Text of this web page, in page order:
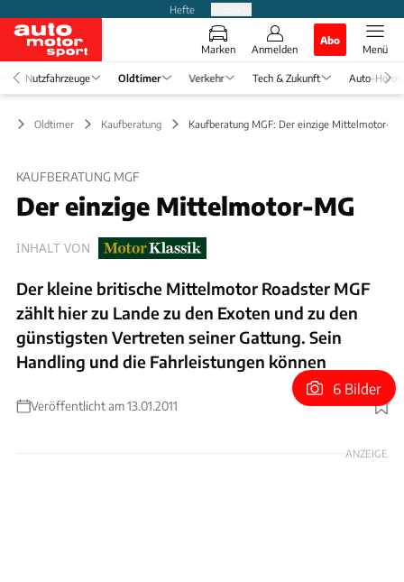
Hefte
Marken Anmelden
Abo
Menü
Nutzfahrzeuge Oldtimer Verkehr Tech & Zukunft Auto-
Oldtimer Kaufberatung Kaufberatung MGF: Der einzige Mittelmotor-
KAUFBERATUNG MGF
Der einzige Mittelmotor-MG
INHALT VON
Der kleine britische Mittelmotor Roadster MGF
zählt hier zu Lande zu den Exoten und zu den
günstigsten Vertreten seiner Gattung. Sein
Handling und die Fahrleistungen können
Veröffentlicht am 13.01.2011
6 Bilder
ANZEIGE